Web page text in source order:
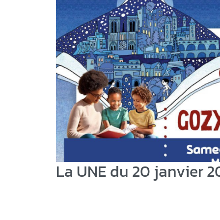
La UNE du 20 janvier